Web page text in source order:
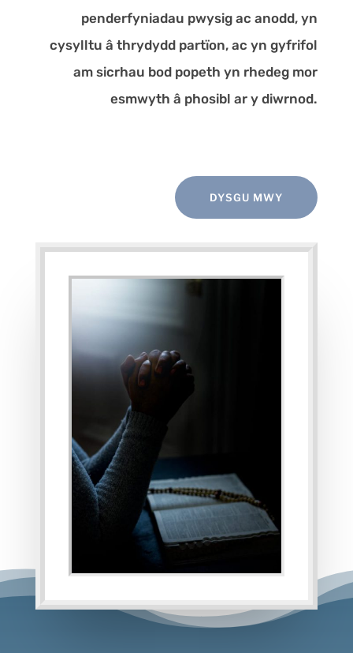
penderfyniadau pwysig ac anodd, yn
cysylltu â thrydydd partïon, ac yn gyfrifol
am sicrhau bod popeth yn rhedeg mor
esmwyth â phosibl ar y diwrnod.
DYSGU MWY